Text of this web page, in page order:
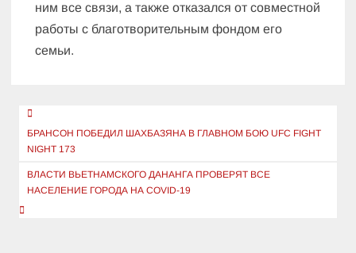
ним все связи, а также отказался от совместной
работы с благотворительным фондом его
семьи.
Навигация
по
записям
БРАНСОН ПОБЕДИЛ ШАХБАЗЯНА В ГЛАВНОМ БОЮ UFC FIGHT
NIGHT 173
ВЛАСТИ ВЬЕТНАМСКОГО ДАНАНГА ПРОВЕРЯТ ВСЕ
НАСЕЛЕНИЕ ГОРОДА НА COVID-19